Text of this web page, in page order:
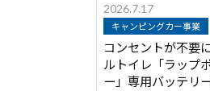
2026.7.17
キャンピングカー事業
コンセントが不要
ルトイレ「ラップ
ー」専用バッテリ